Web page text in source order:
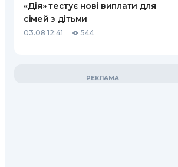
«Дія» тестує нові виплати для
сімей з дітьми
03.08 12:41 544